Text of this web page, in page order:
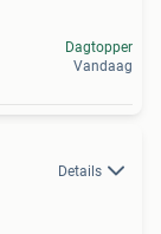
Dagtopper
Vandaag
Details